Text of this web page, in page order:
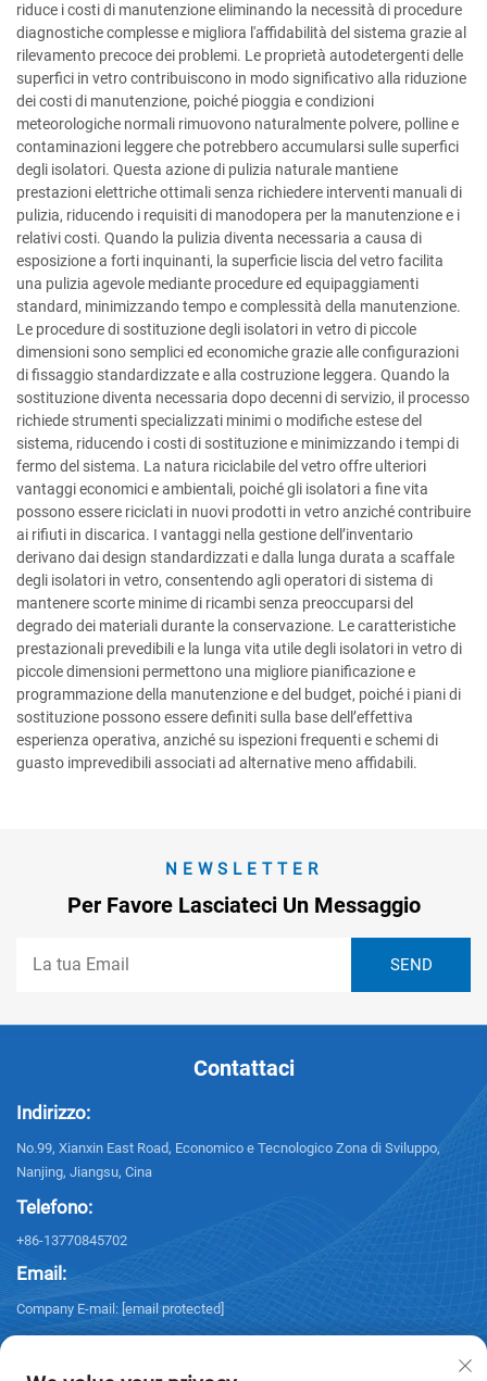
riduce i costi di manutenzione eliminando la necessità di procedure
diagnostiche complesse e migliora l'affidabilità del sistema grazie al
rilevamento precoce dei problemi. Le proprietà autodetergenti delle
superfici in vetro contribuiscono in modo significativo alla riduzione
dei costi di manutenzione, poiché pioggia e condizioni
meteorologiche normali rimuovono naturalmente polvere, polline e
contaminazioni leggere che potrebbero accumularsi sulle superfici
degli isolatori. Questa azione di pulizia naturale mantiene
prestazioni elettriche ottimali senza richiedere interventi manuali di
pulizia, riducendo i requisiti di manodopera per la manutenzione e i
relativi costi. Quando la pulizia diventa necessaria a causa di
esposizione a forti inquinanti, la superficie liscia del vetro facilita
una pulizia agevole mediante procedure ed equipaggiamenti
standard, minimizzando tempo e complessità della manutenzione.
Le procedure di sostituzione degli isolatori in vetro di piccole
dimensioni sono semplici ed economiche grazie alle configurazioni
di fissaggio standardizzate e alla costruzione leggera. Quando la
sostituzione diventa necessaria dopo decenni di servizio, il processo
richiede strumenti specializzati minimi o modifiche estese del
sistema, riducendo i costi di sostituzione e minimizzando i tempi di
fermo del sistema. La natura riciclabile del vetro offre ulteriori
vantaggi economici e ambientali, poiché gli isolatori a fine vita
possono essere riciclati in nuovi prodotti in vetro anziché contribuire
ai rifiuti in discarica. I vantaggi nella gestione dell’inventario
derivano dai design standardizzati e dalla lunga durata a scaffale
degli isolatori in vetro, consentendo agli operatori di sistema di
mantenere scorte minime di ricambi senza preoccuparsi del
degrado dei materiali durante la conservazione. Le caratteristiche
prestazionali prevedibili e la lunga vita utile degli isolatori in vetro di
piccole dimensioni permettono una migliore pianificazione e
programmazione della manutenzione e del budget, poiché i piani di
sostituzione possono essere definiti sulla base dell’effettiva
esperienza operativa, anziché su ispezioni frequenti e schemi di
guasto imprevedibili associati ad alternative meno affidabili.
NEWSLETTER
Per Favore Lasciateci Un Messaggio
Contattaci
Indirizzo:
No.99, Xianxin East Road, Economico e Tecnologico Zona di Sviluppo,
Nanjing, Jiangsu, Cina
Telefono:
+86-13770845702
Email:
Company E-mail: [email protected]